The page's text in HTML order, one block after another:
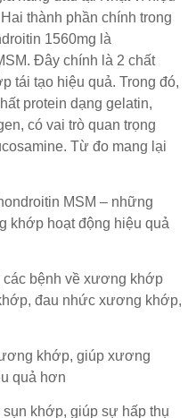
thành phần chính trong
1560mg là
Đây chính là 2 chất
tái tạo hiệu quả. Trong đó,
protein dạng gelatin,
có vai trò quan trọng
Từ đo mang lại
MSM – những
khớp hoạt động hiệu quả
bệnh về xương khớp
đau nhức xương khớp,
khớp, giúp xương
quả hơn
khớp, giúp sự hấp thụ